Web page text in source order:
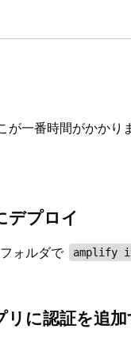
一番時間がかか
デプロイ
ォルダで amplify
に認証を追加